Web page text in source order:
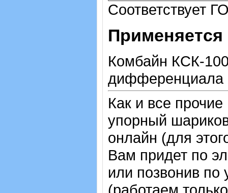
Соответствует
Комбайн КСК-
дифференциала
Как и все
упорный
онлайн (для
Вам придет по
или позвонив